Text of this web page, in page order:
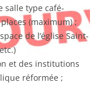
salle type café-
(maximum) ;
de l’église Saint-
et des institutions
réformée ;